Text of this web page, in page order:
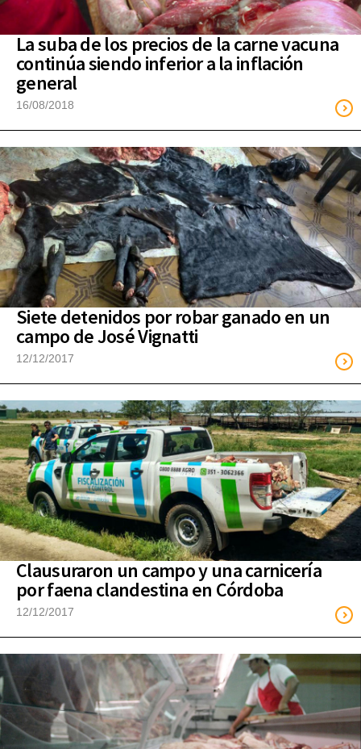
La suba de los precios de la carne vacuna
continúa siendo inferior a la inflación
general
16/08/2018
Siete detenidos por robar ganado en un
campo de José Vignatti
12/12/2017
Clausuraron un campo y una carnicería
por faena clandestina en Córdoba
12/12/2017